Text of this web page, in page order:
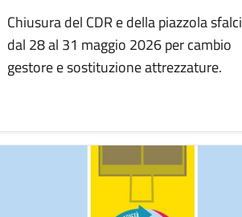
Chiusura del CDR e della piazzola sfalci
dal 28 al 31 maggio 2026 per cambio
gestore e sostituzione attrezzature.